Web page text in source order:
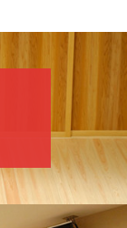
わみせいじ
～仲入～露
才）／桂春